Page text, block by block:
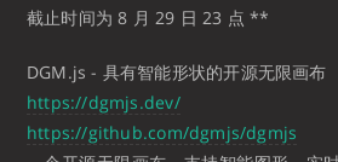
截止时间为 8 月 29 日 23 点 **
DGM.js - 具有智能形状的开源无限画布
https://dgmjs.dev/
https://github.com/dgmjs/dgmjs